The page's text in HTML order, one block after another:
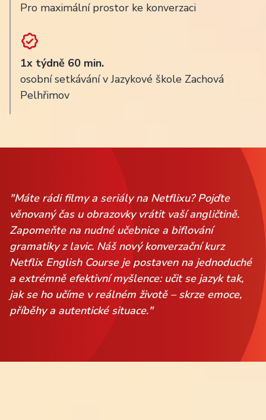
Pro maximální prostor ke konverzaci
1x týdně 60 min.
osobní setkávání v Jazykové škole Zachová
Pelhřimov
"Máte rádi filmy a seriály na Netflixu? Pojďte
věnovaný čas u obrazovky vrátit vaší angličtině.
Zapomeňte na nudné učebnice a biflování
gramatiky z lavic. Náš nový konverzační kurz
Netflix English Course je postaven na jednoduché
a extrémně efektivní myšlence: učit se jazyk tak,
jak se ho učíme v reálném životě – skrze emoce,
příběhy a autentické situace."